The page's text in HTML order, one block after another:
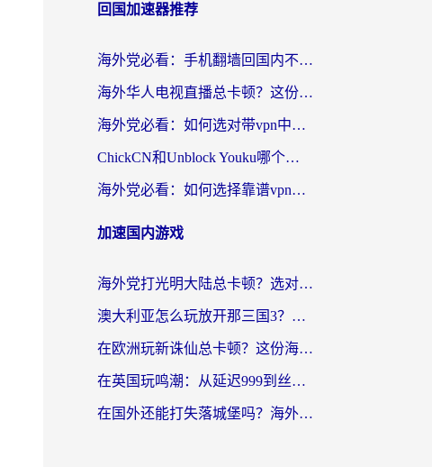
回国加速器推荐
海外党必看：手机翻墙回国内不再难，一篇搞定无缝访问国内资源指南
海外华人电视直播总卡顿？这份回国加速器选择指南帮你无缝看国内资源
海外党必看：如何选对带vpn中国节点的加速器？无缝访问国内资源全攻略
ChickCN和Unblock Youku哪个好？海外党亲测4款热门回国加速器，附避坑指南
海外党必看：如何选择靠谱vpn加速器官网？轻松解决国内APP地区限制
加速国内游戏
海外党打光明大陆总卡顿？选对加速器才是关键！（附亲测好用的推荐）
澳大利亚怎么玩放开那三国3？海外党亲测有效的国服游戏加速指南
在欧洲玩新诛仙总卡顿？这份海外党专属加速器指南帮你解决延迟难题
在英国玩鸣潮：从延迟999到丝滑操作，我是怎么做到的？
在国外还能打失落城堡吗？海外玩家国服游戏加速终极指南（附北美玩online加速器下载技巧）